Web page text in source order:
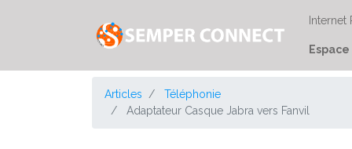
Internet
Articles
Téléphonie
Adaptateur Casque Jabra vers Fanvil